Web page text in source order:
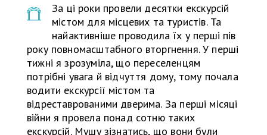
За ці роки провели десятки екскурсій
містом для місцевих та туристів. Та
найактивніше проводила їх у перші пів
року повномасштабного вторгнення. У перші
тижні я зрозуміла, що переселенцям
потрібні увага й відчуття дому, тому почала
водити екскурсії містом та
відреставрованими дверима. За перші місяці
війни я провела понад сотню таких
екскурсій. Мушу зізнатись, що вони були